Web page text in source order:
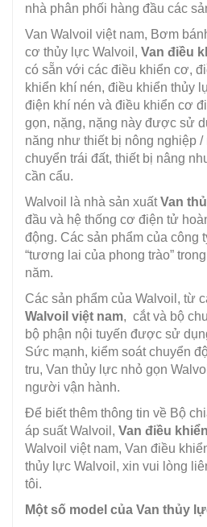
nhà phân phối hàng đầu các
Van Walvoil việt nam, Bơm
cơ thủy lực Walvoil, Van điều
có sẵn với các điều khiển cơ,
khiển khí nén, điều khiển thủy
điện khí nén và điều khiển cơ
gọn, nặng, nặng này được sử
năng như thiết bị nông nghiệp
chuyển trái đất, thiết bị nâng
cần cẩu.
Walvoil là nhà sản xuấtVan
đầu và hệ thống cơ điện tử
động. Các sản phẩm của công
“tương lai của phong trào”
năm.
Các sản phẩm của Walvoil, từ
Walvoil việt nam, cắt và bộ
bộ phận nội tuyến được sử
Sức mạnh, kiểm soát chuyển
tru, Van thủy lực nhỏ gọn
người vận hành.
Để biết thêm thông tin về Bộ
áp suất Walvoil, Van điều
Walvoil việt nam, Van điều
thủy lực Walvoil, xin vui lòng
tôi.
Một số model của Van thủy